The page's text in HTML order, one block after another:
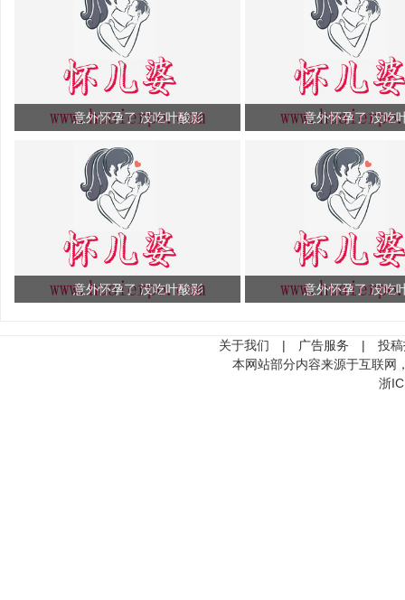
意外怀孕了 没吃叶酸影 意外怀孕了 没吃
意外怀孕了 没吃叶酸影 意外怀孕了 没吃
关于我们 | 广告服务 |
投
本网站部分内容来源于互联网
浙